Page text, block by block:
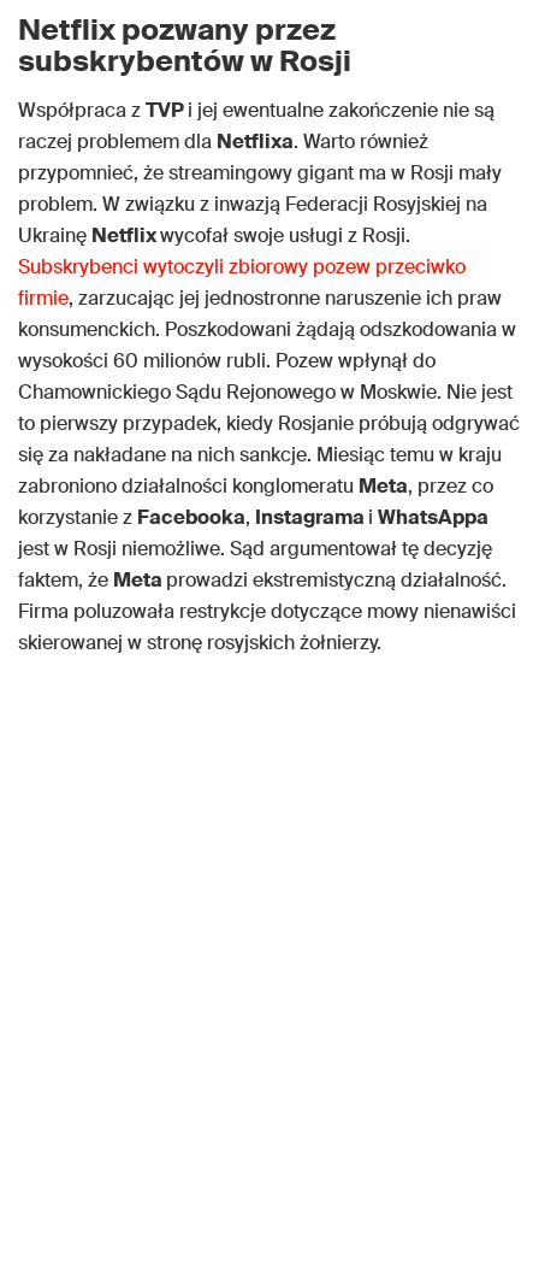
Netflix pozwany przez
subskrybentów w Rosji
Współpraca zTVPi jej ewentualne zakończenie nie są
raczej problemem dla Netflixa. Warto również
przypomnieć, że streamingowy gigant ma w Rosji mały
problem. W związku z inwazją Federacji Rosyjskiej na
Ukrainę Netflixwycofał swoje usługi z Rosji.
Subskrybenci wytoczyli zbiorowy pozew przeciwko
firmie, zarzucając jej jednostronne naruszenie ich praw
konsumenckich. Poszkodowani żądają odszkodowania w
wysokości 60 milionów rubli. Pozew wpłynął do
Chamownickiego Sądu Rejonowego w Moskwie. Nie jest
to pierwszy przypadek, kiedy Rosjanie próbują odgrywać
się za nakładane na nich sankcje. Miesiąc temu w kraju
zabroniono działalności konglomeratu Meta, przez co
korzystanie z Facebooka, Instagrama i WhatsAppa
jest w Rosji niemożliwe. Sąd argumentował tę decyzję
faktem, że Meta prowadzi ekstremistyczną działalność.
Firma poluzowała restrykcje dotyczące mowy nienawiści
skierowanej w stronę rosyjskich żołnierzy.